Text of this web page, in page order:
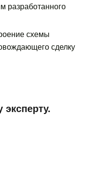
разработанного
схемы
сделку